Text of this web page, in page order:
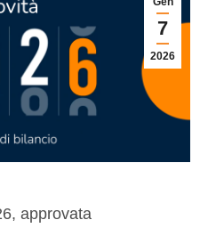
7
2026
approvata